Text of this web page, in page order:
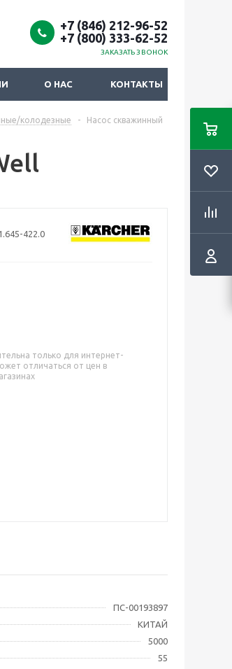
+7 (846) 212-96-52
+7 (800) 333-62-52
ЗАКАЗАТЬ ЗВОНОК
О НАС КОНТАКТЫ
колодезные -
Насос скважинный
422.0
только для интернет-
отличаться от цен в
ПС-00193897
КИТАЙ
5000
55